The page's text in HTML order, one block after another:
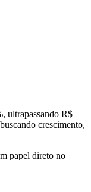
ultrapassando R$
crescimento,
papel direto no